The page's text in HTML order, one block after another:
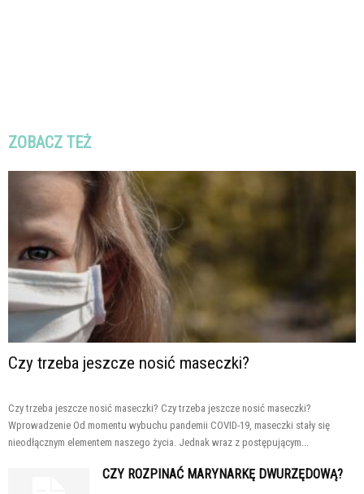
ZOBACZ TEŻ
Czy trzeba jeszcze nosić maseczki?
Czy trzeba jeszcze nosić maseczki? Czy trzeba jeszcze nosić maseczki?
Wprowadzenie Od momentu wybuchu pandemii COVID-19, maseczki stały się
nieodłącznym elementem naszego życia. Jednak wraz z postępującym...
CZY ROZPINAĆ MARYNARKĘ DWURZĘDOWĄ?